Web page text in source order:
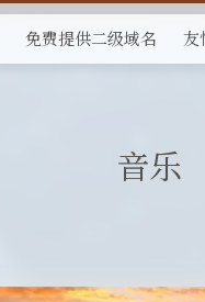
免费提供二级域名 友
音乐